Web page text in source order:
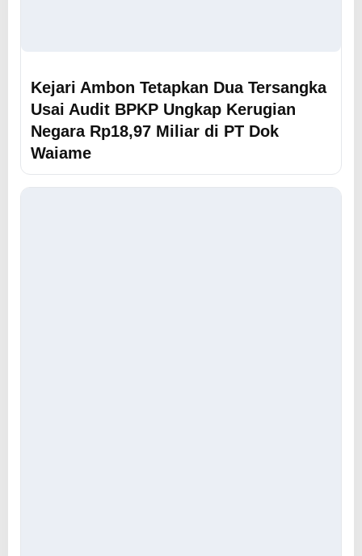
Kejari Ambon Tetapkan Dua Tersangka
Usai Audit BPKP Ungkap Kerugian
Negara Rp18,97 Miliar di PT Dok
Waiame